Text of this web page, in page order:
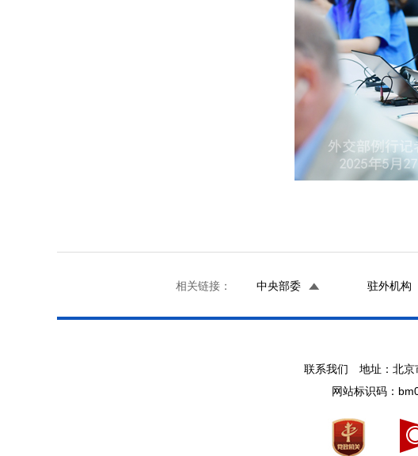
相关链接： 中央部委 驻外机构
联系我们 地址：北京
网站标识码：